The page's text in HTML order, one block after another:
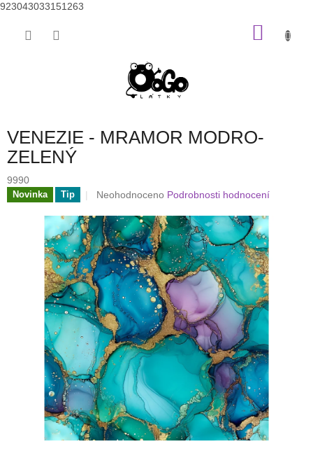
923043033151263
VENEZIE - MRAMOR MODRO-
ZELENÝ
9990
Novinka Tip
Průměrné
produktu
je
0,0
z
5
hvězdiček.
Neohodnoceno Podrobnosti hodnocení